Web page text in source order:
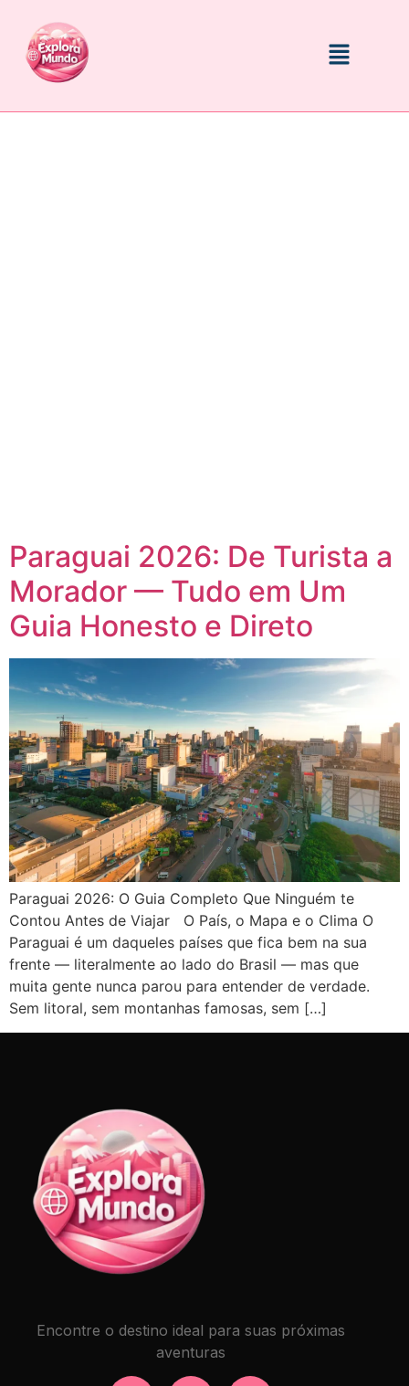
Paraguai 2026: De Turista a
Morador — Tudo em Um
Guia Honesto e Direto
Paraguai 2026: O Guia Completo Que Ninguém te
Contou Antes de Viajar O País, o Mapa e o Clima O
Paraguai é um daqueles países que fica bem na sua
frente — literalmente ao lado do Brasil — mas que
muita gente nunca parou para entender de verdade.
Sem litoral, sem montanhas famosas, sem […]
Encontre o destino ideal para suas próximas
aventuras